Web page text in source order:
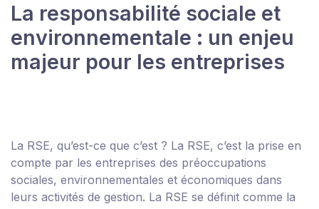
La responsabilité sociale et
environnementale : un enjeu
majeur pour les entreprises
La RSE, qu’est-ce que c’est ? La RSE, c’est la prise en
compte par les entreprises des préoccupations
sociales, environnementales et économiques dans
leurs activités de gestion. La RSE se définit comme la